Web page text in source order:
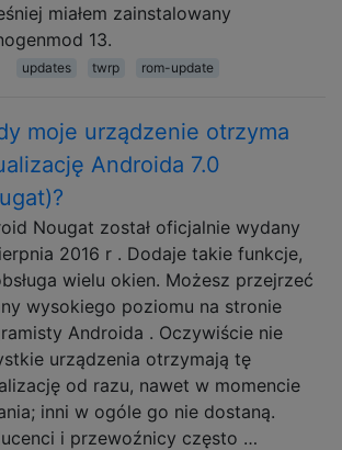
miałem zainstalowany
13.
updates twrp rom-update
moje urządzenie otrzyma
Androida 7.0
Nougat został oficjalnie wydany
2016 r . Dodaje takie funkcje,
wielu okien. Możesz przejrzeć
wysokiego poziomu na stronie
Androida . Oczywiście nie
urządzenia otrzymają tę
od razu, nawet w momencie
inni w ogóle go nie dostaną.
i przewoźnicy często …